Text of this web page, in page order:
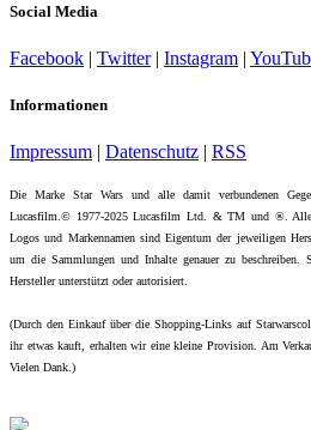
Social Media
Facebook | Twitter| Instagram |
Informationen
Impressum | Datenschutz | RSS
Die Marke Star Wars und alle damit verbundenen
Lucasfilm.© 1977-2025 Lucasfilm Ltd. & TM und ®. Alle
Logos und Markennamen sind Eigentum der jeweiligen
um die Sammlungen und Inhalte genauer zu beschreiben.
Hersteller unterstützt oder autorisiert.
(Durch den Einkauf über die Shopping-Links auf
ihr etwas kauft, erhalten wir eine kleine Provision. Am
Vielen Dank.)